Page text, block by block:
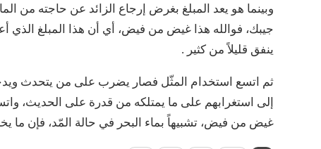
وبينما هو يعد المبلغ بغرض إرجاع الزائد عن حاجته من
جيبك، فوالله هذا غيض من فيض، أي أن هذا المبلغ الذي
ينفق قليلاً من كثير .
ثم اتسع استخدام المثّل فصار يضرب على من يتحدث
إلى استغرابهم على ما يمتلكه من قدرة على الحديث،
غيض من فيض، تشبيهاً بماء البحر في حالة المّد، فإن ما